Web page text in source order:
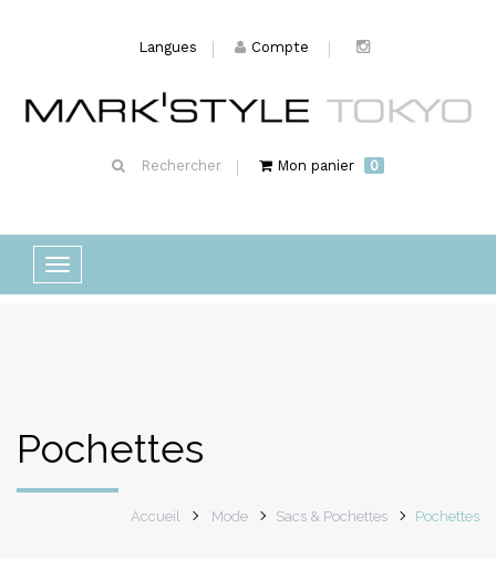
Langues Compte
Rechercher Mon panier 0
Basculer
la
Pochettes
Accueil Mode Sacs & Pochettes Pochettes